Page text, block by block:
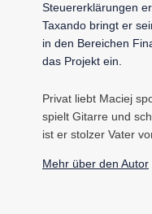
Steuererklärungen
Taxando bringt er
in den Bereichen
das Projekt ein.
Privat liebt Maciej
spielt Gitarre und
ist er stolzer Vater
Mehr über den Autor